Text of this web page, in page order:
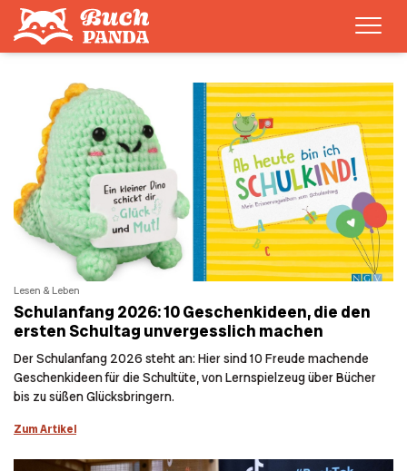
Lesen & Leben
Schulanfang 2026: 10 Geschenkideen, die den
ersten Schultag unvergesslich machen
Der Schulanfang 2026 steht an: Hier sind 10 Freude machende
Geschenkideen für die Schultüte, von Lernspielzeug über Bücher
bis zu süßen Glücksbringern.
Zum Artikel